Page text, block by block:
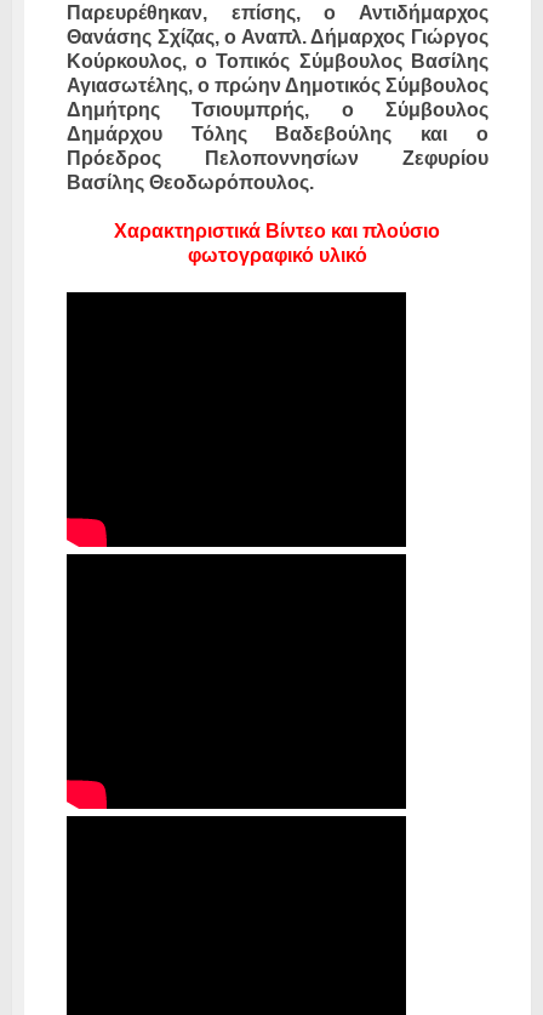
Παρευρέθηκαν, επίσης, ο Αντιδήμαρχος
Θανάσης Σχίζας, ο Αναπλ. Δήμαρχος Γιώργος
Κούρκουλος, ο Τοπικός Σύμβουλος Βασίλης
Αγιασωτέλης, ο πρώην Δημοτικός Σύμβουλος
Δημήτρης Τσιουμπρής, ο Σύμβουλος
Δημάρχου Τόλης Βαδεβούλης και ο
Πρόεδρος Πελοποννησίων Ζεφυρίου
Βασίλης Θεοδωρόπουλος.
Χαρακτηριστικά Βίντεο και πλούσιο
φωτογραφικό υλικό